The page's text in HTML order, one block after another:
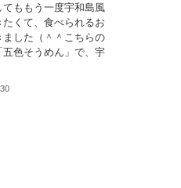
ももう一度宇和島風
くて、食べられるお
ました（＾＾こちらの
色そうめん」で、宇